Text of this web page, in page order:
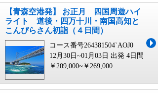
【青森空港発】 お正月 四国周遊ハイ
ライト 道後・四万十川・南国高知と
こんぴらさん初詣（４日間）
コース番号264381504`AOJ0
12月30日~01月03日 出発 4日間
￥209,000~￥269,000